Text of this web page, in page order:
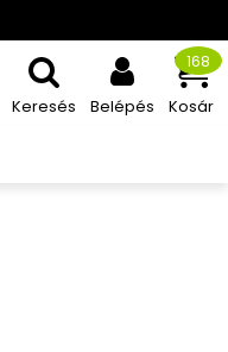
Keresés Belépés Kosár
168